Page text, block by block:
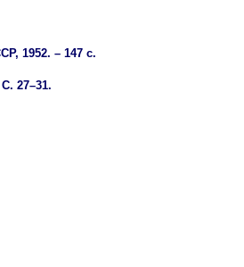
1952. – 147 с.
27–31.